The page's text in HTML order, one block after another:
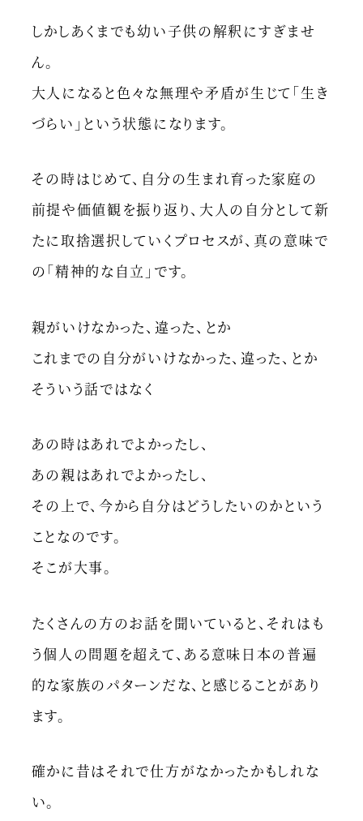
しかしあくまでも幼い子供の解釈にすぎませ
ん。
大人になると色々な無理や矛盾が生じて「生き
づらい」という状態になります。
その時はじめて、自分の生まれ育った家庭の
前提や価値観を振り返り、大人の自分として新
たに取捨選択していくプロセスが、真の意味で
の「精神的な自立」です。
親がいけなかった、違った、とか
これまでの自分がいけなかった、違った、とか
そういう話ではなく
あの時はあれでよかったし、
あの親はあれでよかったし、
その上で、今から自分はどうしたいのかという
ことなのです。
そこが大事。
たくさんの方のお話を聞いていると、それはも
う個人の問題を超えて、ある意味日本の普遍
的な家族のパターンだな、と感じることがあり
ます。
確かに昔はそれで仕方がなかったかもしれな
い。